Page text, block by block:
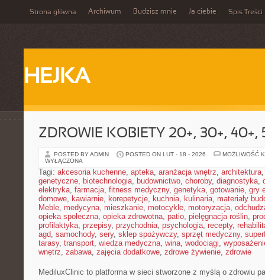
Strona główna Archiwum Budzisz mnie Ja ciebie Spis Treści
HEJKA
ZDROWIE KOBIETY 20+, 30+, 40+,
POSTED BY ADMIN POSTED ON LUT - 18 - 2026
MOŻLIWOŚĆ
WYŁĄCZONA
Tagi: akcesoria kuchenne, apteka, aranżacja wnętrz, architektura
genetyczne, biotechnologia, budownictwo, choroby, diagnostyka,
elektryka, farmacja, fitness medyczny, genetyka, gotowanie, gry
domowe, kawiarnie, korepetycje, kuchnia, kulinaria, materiały
Meble, medycyna, mieszkanie, motocykle, motoryzacja,
opieka społeczna, opieka zdrowotna, patio, pielęgnacja roślin,
profilaktyka, przepisy, przychodnia, psychologia, recepty,
agd, samochody, sery, sklep spożywczy, sprzęt medyczny,
tarasy, transport, wiedza medyczna, wina, wodociągi,
wnętrz, zabawa, zajęcia dodatkowe, zdrowe żywienie, zdrowie
MediluxClinic to platforma w sieci stworzone z myślą o zdrowiu